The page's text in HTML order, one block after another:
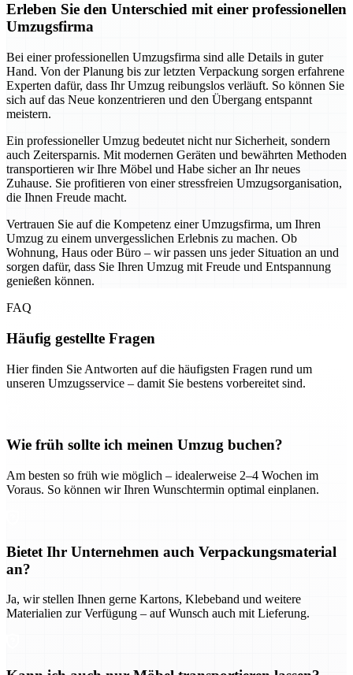
Erleben Sie den Unterschied mit einer professionellen
Umzugsfirma
Bei einer professionellen Umzugsfirma sind alle Details in guter
Hand. Von der Planung bis zur letzten Verpackung sorgen erfahrene
Experten dafür, dass Ihr Umzug reibungslos verläuft. So können Sie
sich auf das Neue konzentrieren und den Übergang entspannt
meistern.
Ein professioneller Umzug bedeutet nicht nur Sicherheit, sondern
auch Zeitersparnis. Mit modernen Geräten und bewährten Methoden
transportieren wir Ihre Möbel und Habe sicher an Ihr neues
Zuhause. Sie profitieren von einer stressfreien Umzugsorganisation,
die Ihnen Freude macht.
Vertrauen Sie auf die Kompetenz einer Umzugsfirma, um Ihren
Umzug zu einem unvergesslichen Erlebnis zu machen. Ob
Wohnung, Haus oder Büro – wir passen uns jeder Situation an und
sorgen dafür, dass Sie Ihren Umzug mit Freude und Entspannung
genießen können.
FAQ
Häufig gestellte Fragen
Hier finden Sie Antworten auf die häufigsten Fragen rund um
unseren Umzugsservice – damit Sie bestens vorbereitet sind.
Wie früh sollte ich meinen Umzug buchen?
Am besten so früh wie möglich – idealerweise 2–4 Wochen im
Voraus. So können wir Ihren Wunschtermin optimal einplanen.
Bietet Ihr Unternehmen auch Verpackungsmaterial
an?
Ja, wir stellen Ihnen gerne Kartons, Klebeband und weitere
Materialien zur Verfügung – auf Wunsch auch mit Lieferung.